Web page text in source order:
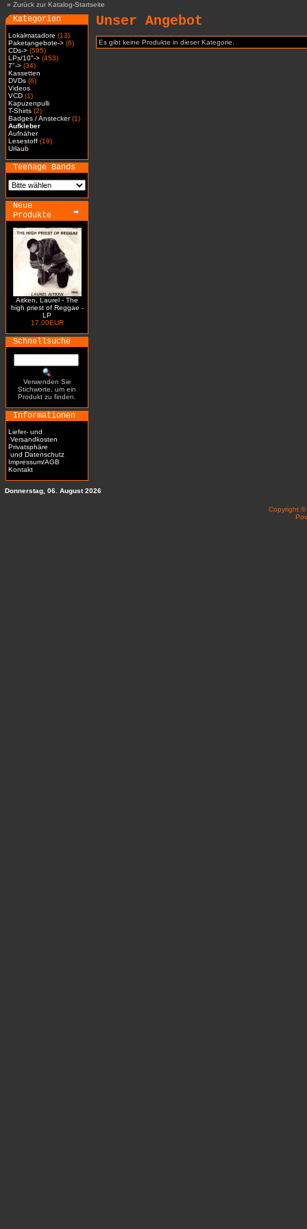
» Zurück zur Katalog-Startseite
Kategorien
Lokalmatadore (13)
Paketangebote-> (6)
CDs-> (595)
LPs/10"-> (453)
7"-> (34)
Kassetten
DVDs (6)
Videos
VCD (1)
Kapuzenpulli
T-Shirts (2)
Badges / Anstecker(1)
Aufkleber
Aufnäher
Lesestoff (19)
Urlaub
Teenage Bands
Neue
Produkte
Aitken, Laurel - The
high priest of Reggae -
LP
17.00EUR
Schnellsuche
Verwenden Sie
Stichworte, um ein
Produkt zu finden.
Informationen
Liefer- und
Versandkosten
Privatsphäre
und Datenschutz
Impressum/AGB
Kontakt
Unser Angebot
Es gibt keine Produkte in dieser Kategorie.
Donnerstag, 06. August 2026
Copyright